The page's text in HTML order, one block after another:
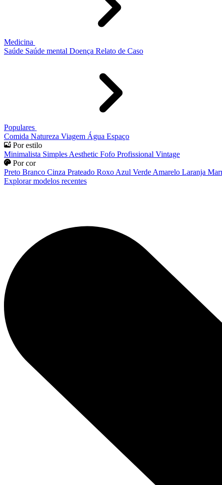
Medicina
Saúde Saúde mental Doença Relato de Caso
Populares
Comida Natureza Viagem Água Espaço
Por estilo
Minimalista Simples Aesthetic Fofo Profissional Vintage
Por cor
Preto Branco Cinza Prateado Roxo Azul Verde Amarelo Laranja
Explorar modelos recentes